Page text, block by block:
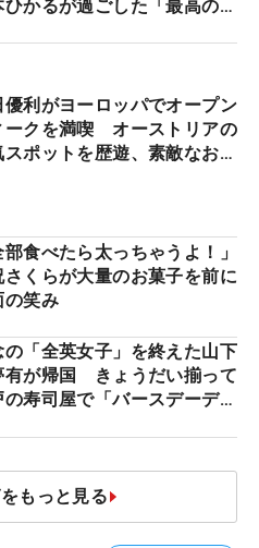
ひかるが過ごした「最高の夏
優利がヨーロッパでオープン
ークを満喫 オーストリアの
スポットを歴遊、素敵なお土
部食べたら太っちゃうよ！」
さくらが大量のお菓子を前に
の笑み
の「全英女子」を終えた山下
有が帰国 きょうだい揃って
の寿司屋で「バースデーディ
もっと見る